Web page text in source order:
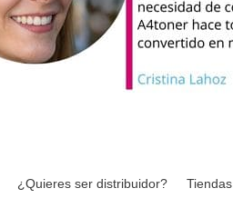
¿Quieres ser distribuidor? Tiendas